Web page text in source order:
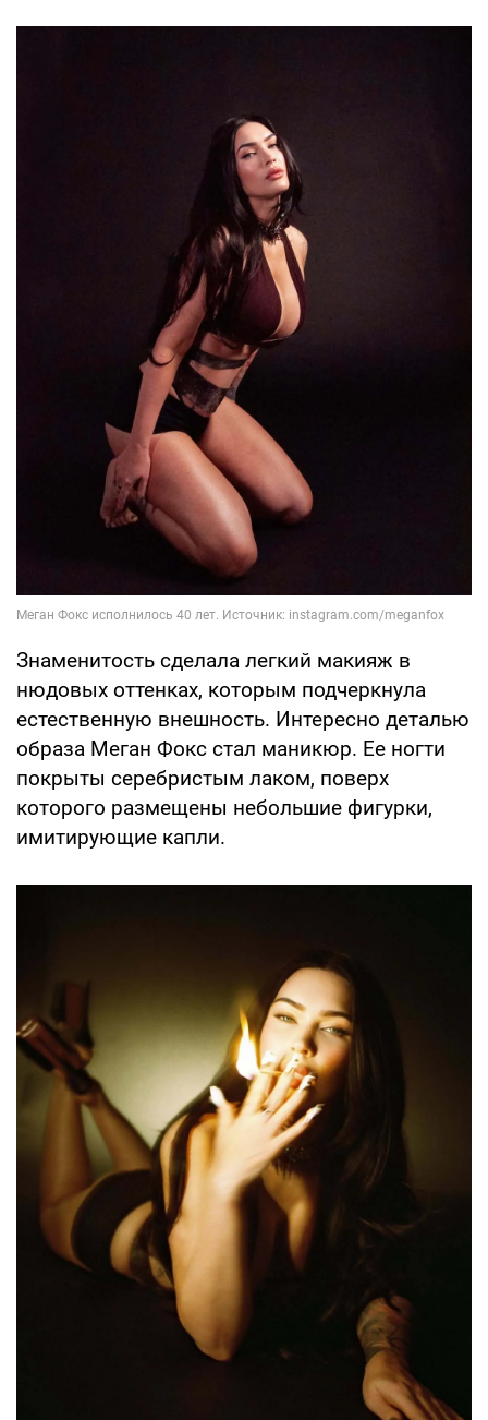
Знаменитость сделала легкий макияж в
нюдовых оттенках, которым подчеркнула
естественную внешность. Интересно деталью
образа Меган Фокс стал маникюр. Ее ногти
покрыты серебристым лаком, поверх
которого размещены небольшие фигурки,
имитирующие капли.